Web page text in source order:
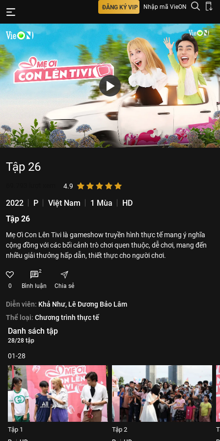
ĐĂNG KÝ VIP Nhập mã VieON
Tập 26
4.9
2022 P Việt Nam 1 Mùa
HD
Tập 26
Mẹ Ơi Con Lên Tivi là gameshow truyền hình thực tế mang ý nghĩa
cộng đồng với các bối cảnh trò chơi quen thuộc, dễ chơi, mang đến
nhiều giải thưởng hấp dẫn, thiết thực cho người chơi.
0
2
Bình luận Chia sẻ
Diễn viên: Khả Như, Lê Dương Bảo Lâm
Thể loại: Chương trình thực tế
Danh sách tập
28/28 tập
01-28
Tập 1 Tập 2